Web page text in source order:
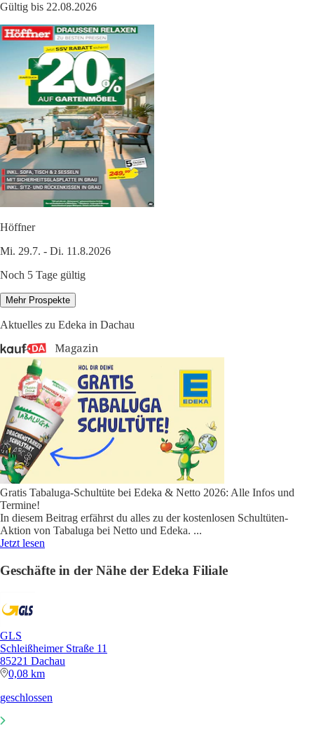
Gültig bis 22.08.2026
Höffner
Mi. 29.7. - Di. 11.8.2026
Noch 5 Tage gültig
Mehr Prospekte
Aktuelles zu Edeka in Dachau
Gratis Tabaluga-Schultüte bei Edeka & Netto 2026: Alle Infos und
Termine!
In diesem Beitrag erfährst du alles zu der kostenlosen Schultüten-
Aktion von Tabaluga bei Netto und Edeka. ...
Jetzt lesen
Geschäfte in der Nähe der Edeka Filiale
GLS
Schleißheimer Straße 11
85221 Dachau
0,08 km
geschlossen